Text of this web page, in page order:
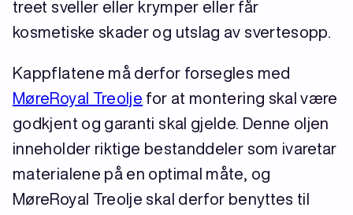
treet sveller eller krymper eller får
kosmetiske skader og utslag av svertesopp.
Kappflatene må derfor forsegles med
MøreRoyal Treolje for at montering skal være
godkjent og garanti skal gjelde. Denne oljen
inneholder riktige bestanddeler som ivaretar
materialene på en optimal måte, og
MøreRoyal Treolje skal derfor benyttes til